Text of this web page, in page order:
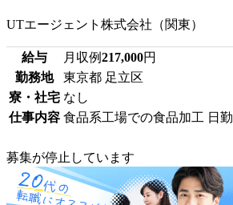
UTエージェント株式会社（関東）
給与 月収例217,000円
勤務地
東京都 足立区
寮・社宅 なし
仕事内容 食品系工場での食品加工 日勤
募集が停止しています